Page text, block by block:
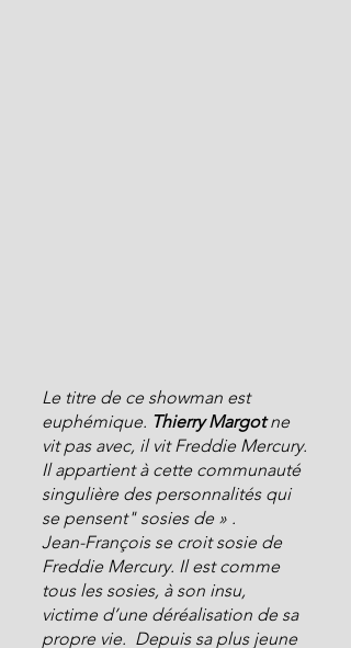
Le titre de ce showman est
euphémique. Thierry Margot ne
vit pas avec, il vit Freddie Mercury.
Il appartient à cette communauté
singulière des personnalités qui
se pensent" sosies de » .
Jean-François se croit sosie de
Freddie Mercury. Il est comme
tous les sosies, à son insu,
victime d’une déréalisation de sa
propre vie.  Depuis sa plus jeune